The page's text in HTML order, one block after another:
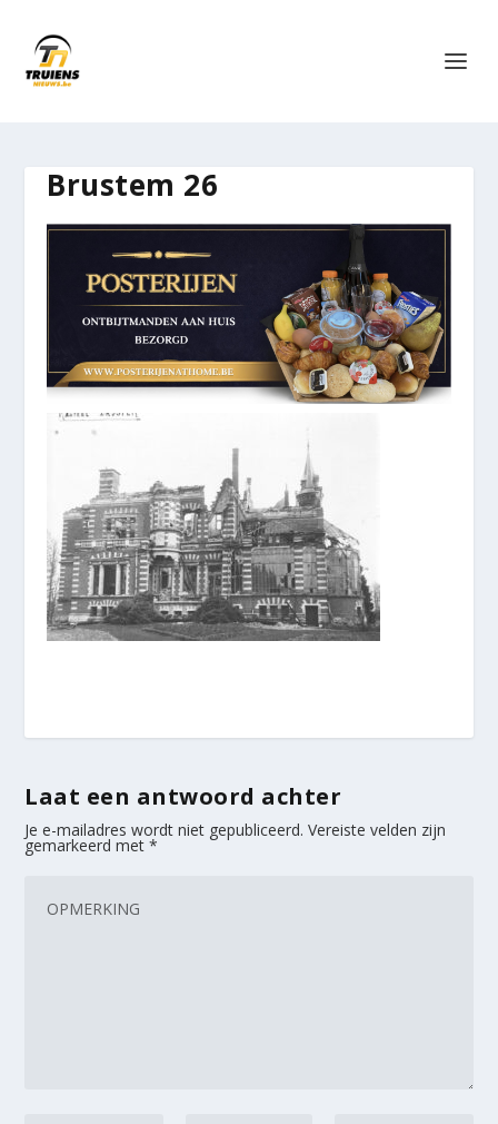
Brustem 26
Laat een antwoord achter
Je e-mailadres wordt niet gepubliceerd. Vereiste velden zijn
gemarkeerd met*